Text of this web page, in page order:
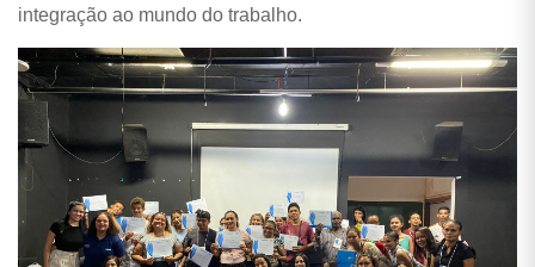
integração ao mundo do trabalho.